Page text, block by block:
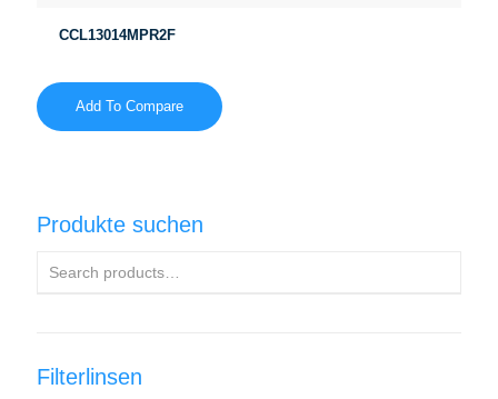
CCL13014MPR2F
Add To Compare
Produkte suchen
Filterlinsen